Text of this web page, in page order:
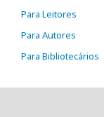
Para Leitores
Para Autores
Para Bibliotecários